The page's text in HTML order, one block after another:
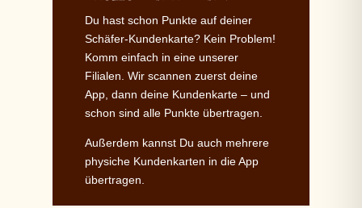
Du hast schon Punkte auf deiner
Schäfer-Kundenkarte? Kein Problem!
Komm einfach in eine unserer
Filialen. Wir scannen zuerst deine
App, dann deine Kundenkarte – und
schon sind alle Punkte übertragen.
Außerdem kannst Du auch mehrere
physiche Kundenkarten in die App
übertragen.